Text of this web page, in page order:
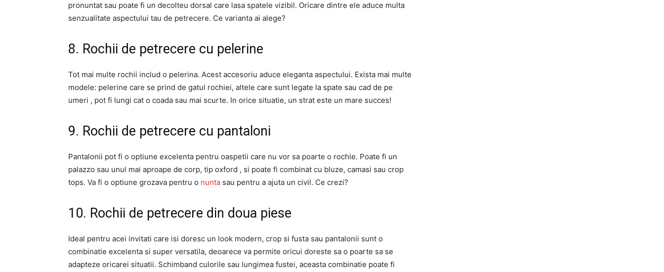
pronuntat sau poate fi un decolteu dorsal care lasa spatele vizibil. Oricare dintre ele aduce multa
senzualitate aspectului tau de petrecere. Ce varianta ai alege?
8. Rochii de petrecere cu pelerine
Tot mai multe rochii includ o pelerina. Acest accesoriu aduce eleganta aspectului. Exista mai multe
modele: pelerine care se prind de gatul rochiei, altele care sunt legate la spate sau cad de pe
umeri , pot fi lungi cat o coada sau mai scurte. In orice situatie, un strat este un mare succes!
9. Rochii de petrecere cu pantaloni
Pantalonii pot fi o optiune excelenta pentru oaspetii care nu vor sa poarte o rochie. Poate fi un
palazzo sau unul mai aproape de corp, tip oxford , si poate fi combinat cu bluze, camasi sau crop
tops. Va fi o optiune grozava pentru o nunta sau pentru a ajuta un civil. Ce crezi?
10. Rochii de petrecere din doua piese
Ideal pentru acei invitati care isi doresc un look modern, crop si fusta sau pantalonii sunt o
combinatie excelenta si super versatila, deoarece va permite oricui doreste sa o poarte sa se
adapteze oricarei situatii. Schimband culorile sau lungimea fustei, aceasta combinatie poate fi